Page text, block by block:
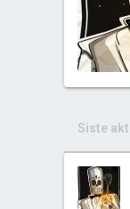
Siste